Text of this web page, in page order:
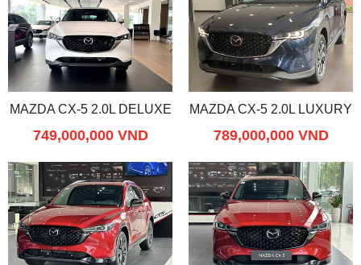
MAZDA CX-5 2.0L DELUXE
749,000,000 VND
MAZDA CX-5 2.0L LUXURY
789,000,000 VND